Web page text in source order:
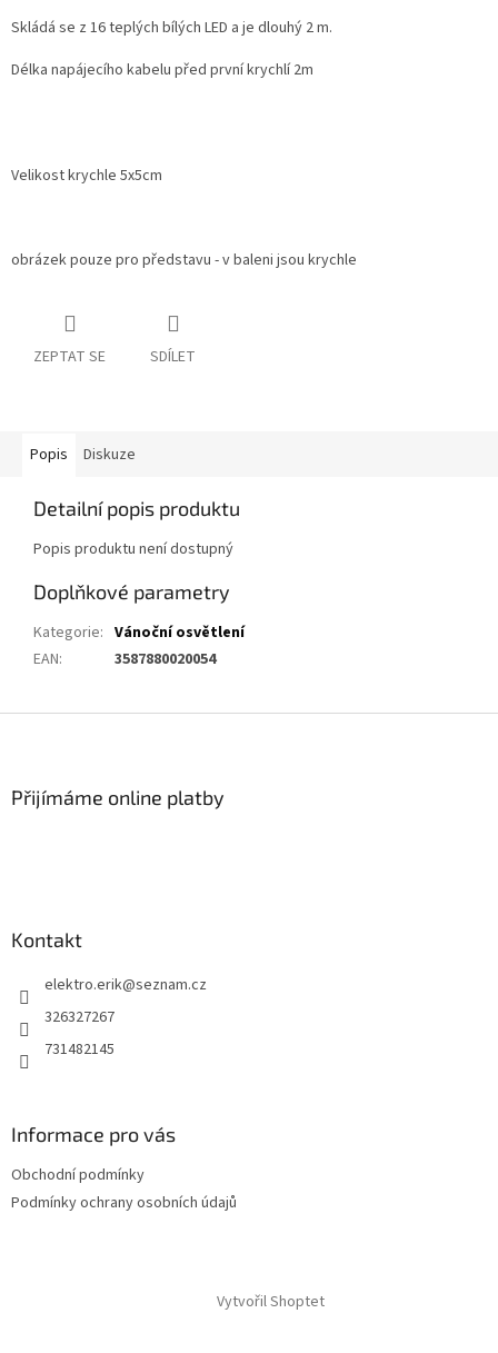
Skládá se z 16 teplých bílých LED a je dlouhý 2 m.
Délka napájecího kabelu před první krychlí 2m
Velikost krychle 5x5cm
obrázek pouze pro představu - v baleni jsou krychle
ZEPTAT SE SDÍLET
Popis Diskuze
Detailní popis produktu
Popis produktu není dostupný
Doplňkové parametry
Kategorie: Vánoční osvětlení
EAN: 3587880020054
Přijímáme online platby
Kontakt
elektro.erik@seznam.cz
326327267
731482145
Informace pro vás
Obchodní podmínky
Podmínky ochrany osobních údajů
Vytvořil Shoptet